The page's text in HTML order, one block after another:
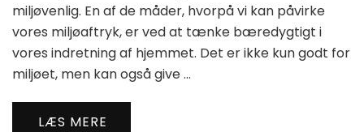
miljøvenlig. En af de måder, hvorpå vi kan påvirke
vores miljøaftryk, er ved at tænke bæredygtigt i
vores indretning af hjemmet. Det er ikke kun godt for
miljøet, men kan også give …
LÆS MERE